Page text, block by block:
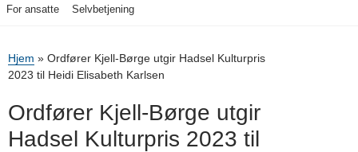
For ansatte Selvbetjening
Hjem » Ordfører Kjell-Børge utgir Hadsel Kulturpris
2023 til Heidi Elisabeth Karlsen
Ordfører Kjell-Børge utgir
Hadsel Kulturpris 2023 til